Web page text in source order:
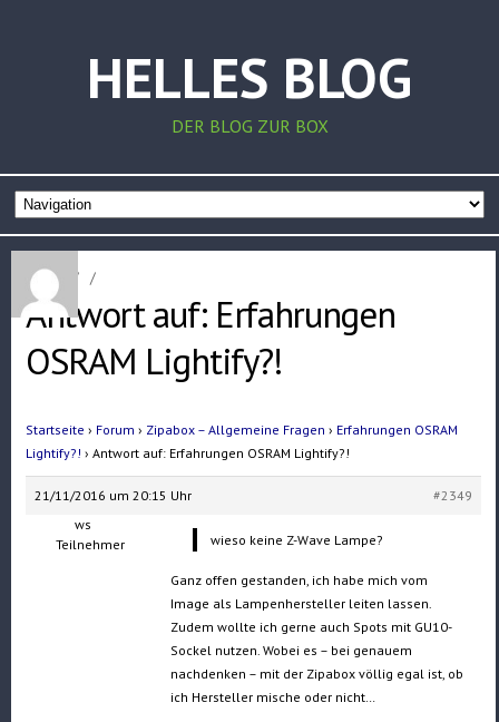
HELLES BLOG
DER BLOG ZUR BOX
Home / /
Antwort auf: Erfahrungen
OSRAM Lightify?!
Startseite › Forum › Zipabox – Allgemeine Fragen › Erfahrungen OSRAM
Lightify?! › Antwort auf: Erfahrungen OSRAM Lightify?!
21/11/2016 um 20:15 Uhr
#2349
ws
Teilnehmer
wieso keine Z-Wave Lampe?
Ganz offen gestanden, ich habe mich vom
Image als Lampenhersteller leiten lassen.
Zudem wollte ich gerne auch Spots mit GU10-
Sockel nutzen. Wobei es – bei genauem
nachdenken – mit der Zipabox völlig egal ist, ob
ich Hersteller mische oder nicht…